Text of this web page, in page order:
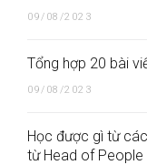
09/08/2023
Tổng hợp 20 bài
09/08/2023
Học được gì từ
từ Head of